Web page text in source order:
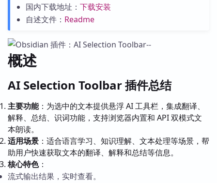
国内下载地址： 下载安装
自述文件： Readme
概述
AI Selection Toolbar 插件总结
主要功能：为选中的文本提供悬浮 AI 工具栏，集成翻译、
解释、总结、识词功能，支持浏览器内置和 API 双模式文
本朗读。
适用场景 ：适合语言学习、知识理解、文本处理等场景，帮
助用户快速获取文本的翻译、解释和总结等信息。
核心特色：
流式输出结果，实时查看。